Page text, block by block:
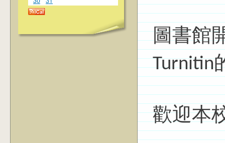
圖書館
Turnitin
歡迎本